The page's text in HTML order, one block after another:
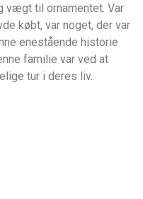
vægt til ornamentet. Var
købt, var noget, der var
enestående historie
familie var ved at
tur i deres liv.